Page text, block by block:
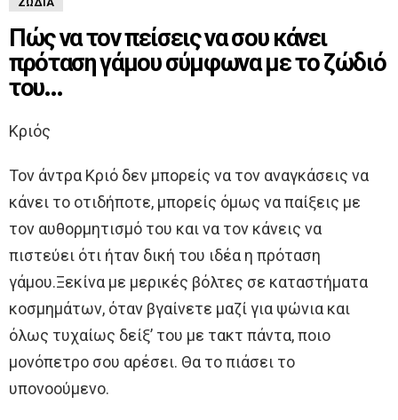
Πώς να τον πείσεις να σου κάνει
πρόταση γάμου σύμφωνα με το ζώδιό
του…
Κριός
Τον άντρα Κριό δεν μπορείς να τον αναγκάσεις να
κάνει το οτιδήποτε, μπορείς όμως να παίξεις με
τον αυθορμητισμό του και να τον κάνεις να
πιστεύει ότι ήταν δική του ιδέα η πρόταση
γάμου.Ξεκίνα με μερικές βόλτες σε καταστήματα
κοσμημάτων, όταν βγαίνετε μαζί για ψώνια και
όλως τυχαίως δείξ’ του με τακτ πάντα, ποιο
μονόπετρο σου αρέσει. Θα το πιάσει το
υπονοούμενο.